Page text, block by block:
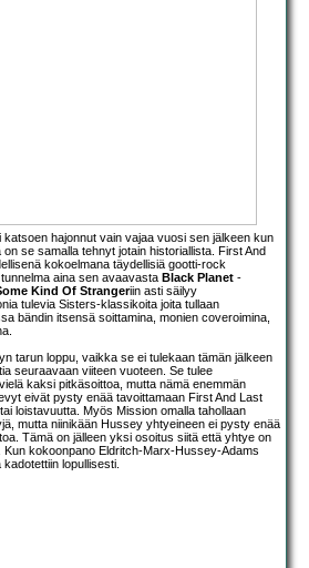
hajonnut vain vajaa vuosi sen jälkeen kun
se samalla tehnyt jotain historiallista. First And
kokoelmana täydellisiä gootti-rock
aina sen avaavasta Black Planet -
Kind Of Strangeriin asti säilyy
tulevia Sisters-klassikoita joita tullaan
bändin itsensä soittamina, monien coveroimina,
tarun loppu, vaikka se ei tulekaan tämän jälkeen
seuraavaan viiteen vuoteen. Se tulee
kaksi pitkäsoittoa, mutta nämä enemmän
eivät pysty enää tavoittamaan First And Last
loistavuutta. Myös Mission omalla tahollaan
mutta niinikään Hussey yhtyeineen ei pysty enää
Tämä on jälleen yksi osoitus siitä että yhtye on
kokoonpano Eldritch-Marx-Hussey-Adams
lopullisesti.